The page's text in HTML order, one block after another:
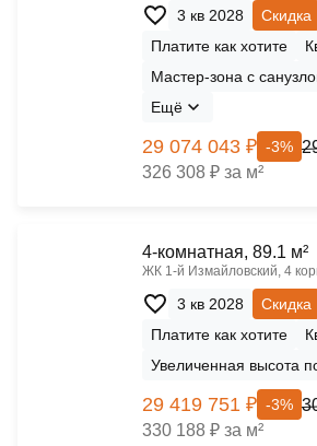
3 кв 2028 Скидка
Платите как хотите
Мастер-зона с
Ещё
29 074 043 ₽ -3%
326 308 ₽ за м²
4-комнатная, 89.1 м²
ЖК 1‑й Измайловский, 4
3 кв 2028 Скидка
Платите как хотите
Увеличенная высота
29 419 751 ₽ -3%
330 188 ₽ за м²